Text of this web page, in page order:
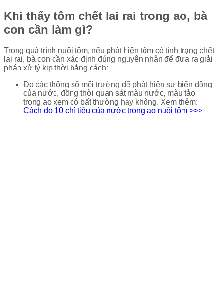
Khi thấy tôm chết lai rai trong ao, bà
con cần làm gì?
Trong quá trình nuôi tôm, nếu phát hiện tôm có tình trạng chết
lai rai, bà con cần xác định đúng nguyên nhân để đưa ra giải
pháp xử lý kịp thời bằng cách:
Đo các thông số môi trường để phát hiện sự biến động
của nước, đồng thời quan sát màu nước, màu tảo
trong ao xem có bất thường hay không. Xem thêm:
Cách đo 10 chỉ tiêu của nước trong ao nuôi tôm >>>